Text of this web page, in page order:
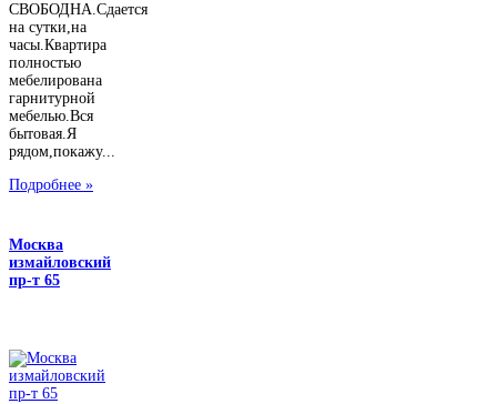
СВОБОДНА.Сдается
на сутки,на
часы.Квартира
полностью
мебелирована
гарнитурной
мебелью.Вся
бытовая.Я
рядом,покажу...
Подробнее »
Москва
измайловский
пр-т 65